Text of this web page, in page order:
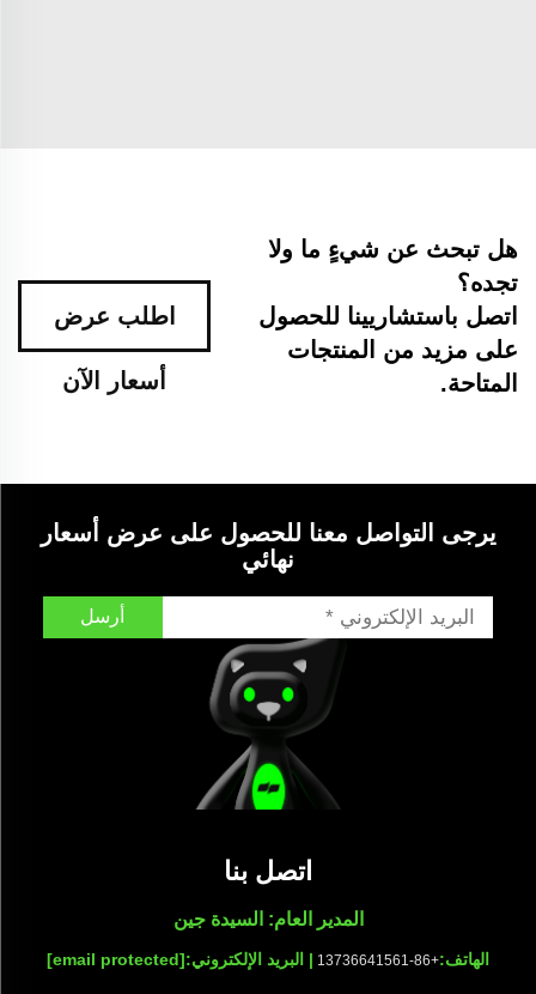
هل تبحث عن شيءٍ ما ولا
تجده؟
اتصل باستشاريينا للحصول
على مزيد من المنتجات
المتاحة.
اطلب عرض
أسعار الآن
يرجى التواصل معنا للحصول على عرض أسعار
نهائي
أرسل
اتصل بنا
المدير العام: السيدة جين
الهاتف:+86-13736641561 | البريد الإلكتروني:[email protected]